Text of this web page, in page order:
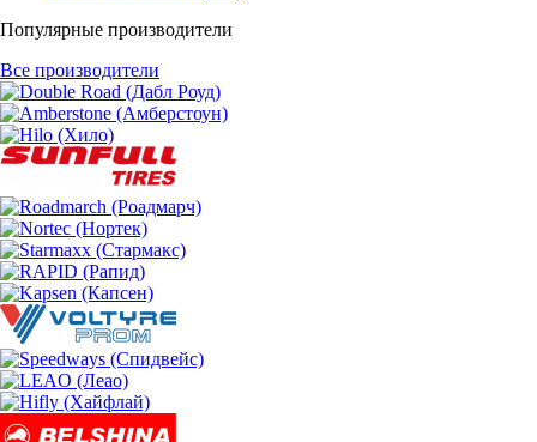
Популярные производители
Все производители